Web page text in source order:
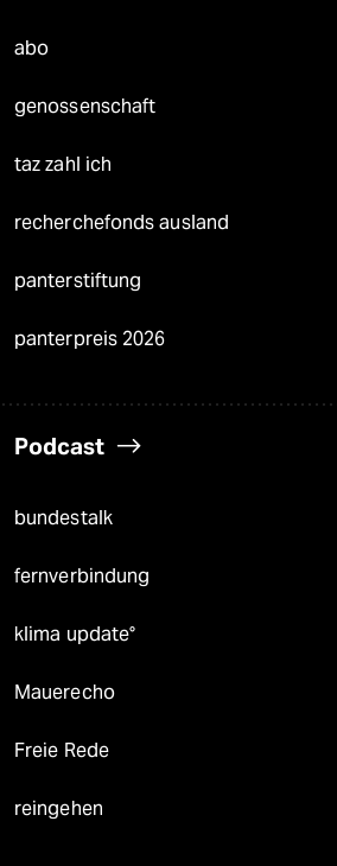
abo
genossenschaft
taz zahl ich
recherchefonds ausland
panterstiftung
panterpreis 2026
Podcast
bundestalk
fernverbindung
klima update°
Mauerecho
Freie Rede
reingehen